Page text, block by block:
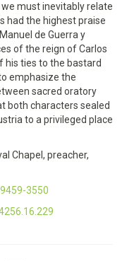
must inevitably relate
had the highest praise
de Guerra y
of the reign of Carlos
his ties to the bastard
emphasize the
sacred oratory
both characters sealed
to a privileged place
Chapel, preacher,
3550